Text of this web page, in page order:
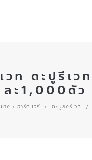
วท ตะปูรีเ
ละ1,000ตัว
ช่าง / ฮาร์ดแวร์ / ตะปูยิงรีเวท /